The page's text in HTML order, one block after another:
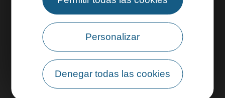
Personalizar
Denegar todas las cookies